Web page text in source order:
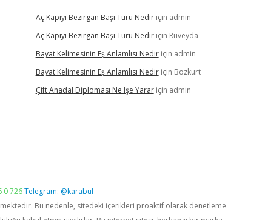
Aç Kapıyı Bezirgan Başı Türü Nediriçin admin
Aç Kapıyı Bezirgan Başı Türü Nediriçin Rüveyda
Bayat Kelimesinin Eş Anlamlısı Nediriçin admin
Bayat Kelimesinin Eş Anlamlısı Nediriçin Bozkurt
Çift Anadal Diploması Ne Işe Yarariçin admin
0 726Telegram: @karabul
Bu nedenle, sitedeki içerikleri proaktif olarak denetleme